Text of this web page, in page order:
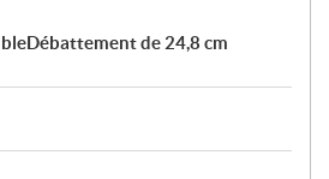
de 24,8 cm